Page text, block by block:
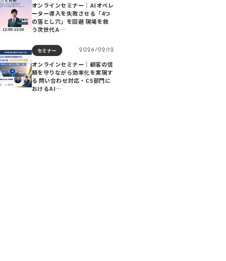
オンラインセミナー│AIオペレ
ーター導入を失敗させる「4つ
の落とし穴」を回避 現場を救
う次世代A…
セミナー 2026/02/12
オンラインセミナー│顧客の信
頼を守りながら効率化を実現す
る 問い合わせ対応・CS部門に
おけるAI…